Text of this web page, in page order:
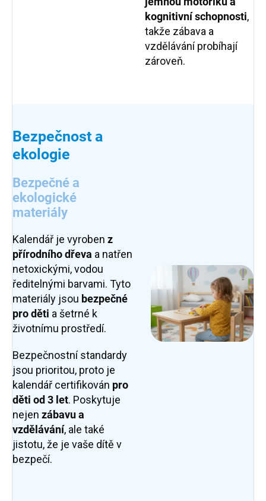
kognitivní schopnosti,
takže zábava a
vzdělávání probíhají
zároveň.
Bezpečnost a
ekologie
Bezpečné a
ekologické
materiály
Kalendář je vyroben z
přírodního dřeva a natřen
netoxickými, vodou
ředitelnými barvami. Tyto
materiály jsou bezpečné
pro děti a šetrné k
životnímu prostředí.
Bezpečnostní standardy
jsou prioritou, proto je
kalendář certifikován pro
děti od 3 let. Poskytuje
nejen zábavu a
vzdělávání, ale také
jistotu, že je vaše dítě v
bezpečí.